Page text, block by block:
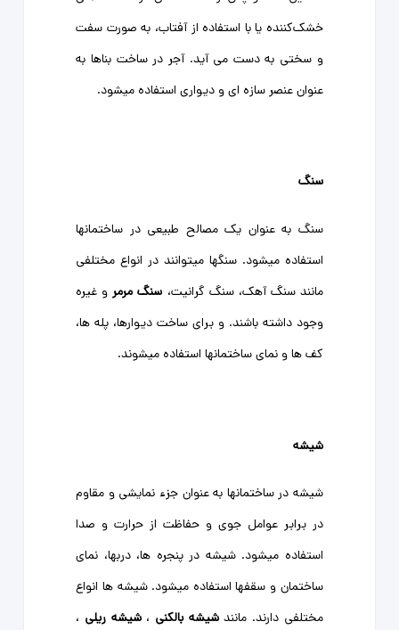
خشک‌کننده یا با استفاده از آفتاب، به صورت سفت
و سختی به دست می آید. آجر در ساخت بناها به
عنوان عنصر سازه ای و دیواری استفاده میشود.
سنگ
سنگ به عنوان یک مصالح طبیعی در ساختمانها
استفاده میشود. سنگها میتوانند در انواع مختلفی
مانند سنگ آهک، سنگ گرانیت، سنگ مرمرو غیره
وجود داشته باشند. و برای ساخت دیوارها، پله ها،
کف ها و نمای ساختمانها استفاده میشوند.
شیشه
شیشه در ساختمانها به عنوان جزء نمایشی و مقاوم
در برابر عوامل جوی و حفاظت از حرارت و صدا
استفاده میشود. شیشه در پنجره ها، دربها، نمای
ساختمان و سقفها استفاده میشود. شیشه ها انواع
مختلفی دارند. مانندشیشه بالکنی ،شیشه ریلی ،